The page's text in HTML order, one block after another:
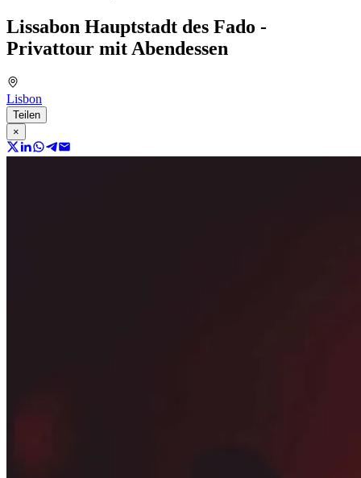
Lissabon Hauptstadt des Fado -
Privattour mit Abendessen
Lisbon
Teilen
×